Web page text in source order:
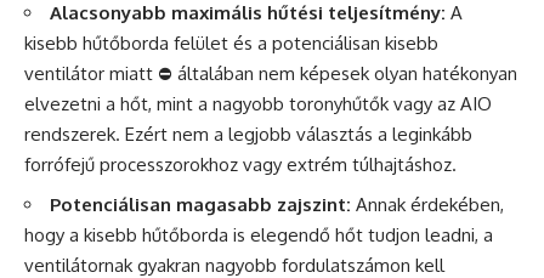
Alacsonyabb maximális hűtési teljesítmény: A
kisebb hűtőborda felület és a potenciálisan kisebb
ventilátor miatt ⛔ általában nem képesek olyan hatékonyan
elvezetni a hőt, mint a nagyobb toronyhűtők vagy az AIO
rendszerek. Ezért nem a legjobb választás a leginkább
forrófejű processzorokhoz vagy extrém túlhajtáshoz.
Potenciálisan magasabb zajszint: Annak érdekében,
hogy a kisebb hűtőborda is elegendő hőt tudjon leadni, a
ventilátornak gyakran nagyobb fordulatszámon kell